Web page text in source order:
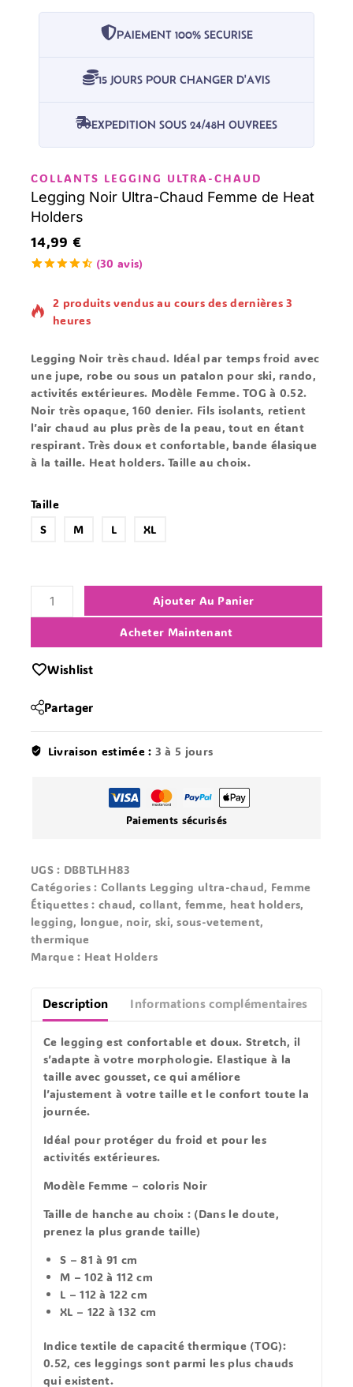
PAIEMENT 100% SECURISE
15 JOURS POUR CHANGER D'AVIS
EXPEDITION SOUS 24/48H OUVREES
COLLANTS LEGGING ULTRA-CHAUD
Legging Noir Ultra-Chaud Femme de Heat
Holders
basé sur
votes de
(30 avis)
14,99 €
2 produits vendus au cours des dernières 3
heures
Legging Noir très chaud. Idéal par temps froid avec
une jupe, robe ou sous un patalon pour ski, rando,
activités extérieures. Modèle Femme. TOG à 0.52.
Noir très opaque, 160 denier. Fils isolants, retient
l’air chaud au plus près de la peau, tout en étant
respirant. Très doux et confortable, bande élasique
à la taille. Heat holders. Taille au choix.
Taille
S
M L XL
Ajouter Au Panier
Acheter Maintenant
Wishlist
Partager
Livraison estimée : 3 à 5 jours
Paiements sécurisés
UGS : DBBTLHH83
Catégories : Collants Legging ultra-chaud, Femme
Étiquettes : chaud,collant, femme, heat holders,
legging, longue, noir, ski,sous-vetement,
thermique
Marque : Heat Holders
Description Informations complémentaires
Ce legging est confortableetdoux. Stretch, il
s’adapte à votre morphologie. Elastique à la
taille avec gousset, ce qui améliore
l’ajustement à votre taille et le confort toute la
journée.
Idéal pour protéger du froid et pour les
activités extérieures.
Modèle Femme – coloris Noir
Taille de hanche au choix : (Dans le doute,
prenez la plus grande taille)
S – 81 à 91 cm
M – 102 à 112 cm
L – 112 à 122 cm
XL – 122 à 132 cm
Indice textile de capacité thermique (TOG):
0.52, ces leggings sont parmi les plus chauds
qui existent.